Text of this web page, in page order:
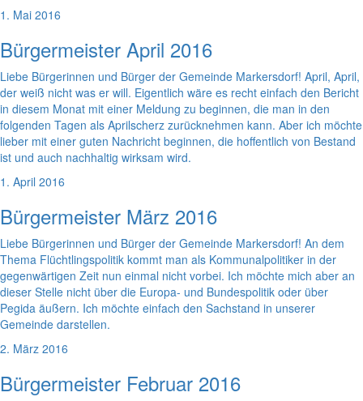
1. Mai 2016
Bürgermeister April 2016
Liebe Bürgerinnen und Bürger der Gemeinde Markersdorf! April, April,
der weiß nicht was er will. Eigentlich wäre es recht einfach den Bericht
in diesem Monat mit einer Meldung zu beginnen, die man in den
folgenden Tagen als Aprilscherz zurücknehmen kann. Aber ich möchte
lieber mit einer guten Nachricht beginnen, die hoffentlich von Bestand
ist und auch nachhaltig wirksam wird.
1. April 2016
Bürgermeister März 2016
Liebe Bürgerinnen und Bürger der Gemeinde Markersdorf! An dem
Thema Flüchtlingspolitik kommt man als Kommunalpolitiker in der
gegenwärtigen Zeit nun einmal nicht vorbei. Ich möchte mich aber an
dieser Stelle nicht über die Europa- und Bundespolitik oder über
Pegida äußern. Ich möchte einfach den Sachstand in unserer
Gemeinde darstellen.
2. März 2016
Bürgermeister Februar 2016